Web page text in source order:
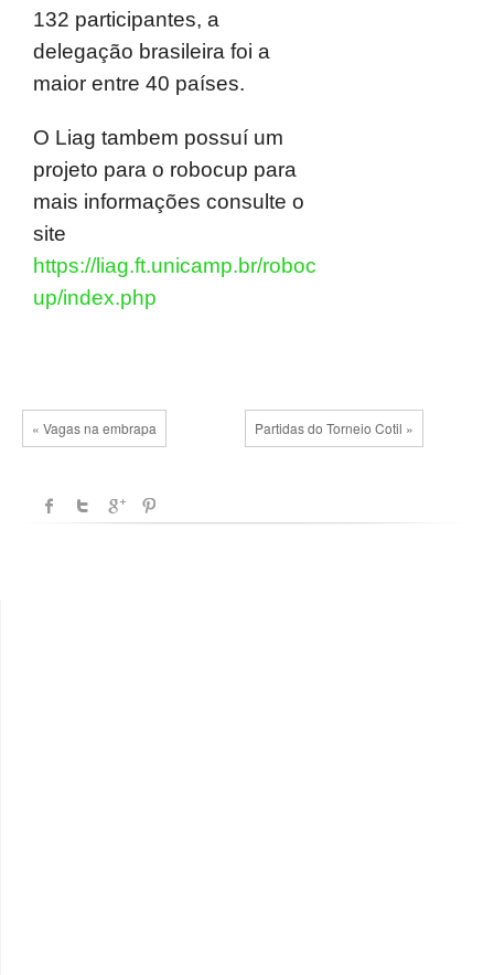
132 participantes, a
delegação brasileira foi a
maior entre 40 países.
O Liag tambem possuí um
projeto para o robocup para
mais informações consulte o
site
https://liag.ft.unicamp.br/roboc
up/index.php
« Vagas na embrapa Partidas do Torneio Cotil »